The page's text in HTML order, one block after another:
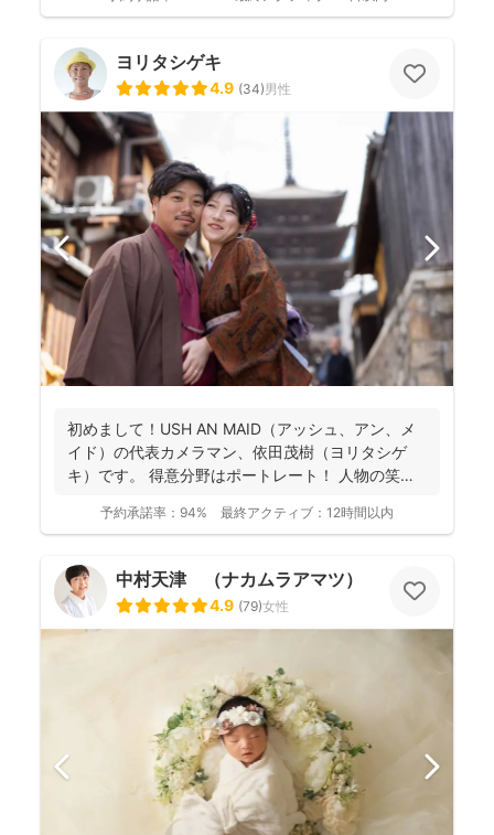
ヨリタシゲキ
4.9 (34)男性
初めまして！USH AN MAID（アッシュ、アン、メ
イド）の代表カメラマン、依田茂樹（ヨリタシゲ
キ）です。 得意分野はポートレート！ 人物の笑顔
予約承諾率： 94% 最終アクティブ： 12時間以内
中村天津 （ナカムラアマツ）
4.9 (79)女性